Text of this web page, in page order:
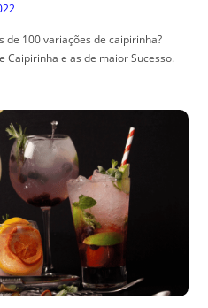
de 100 variações de caipirinha?
Caipirinha e as de maior Sucesso.